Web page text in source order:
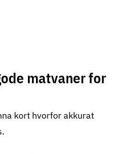
matvaner for
kort hvorfor akkurat